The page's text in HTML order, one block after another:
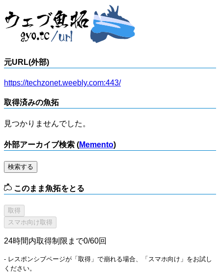
元URL(外部)
https://techzonet.weebly.com:443/
取得済みの魚拓
見つかりませんでした。
外部アーカイブ検索 (Memento)
検索する
このまま魚拓をとる
24時間内取得制限まで0/60回
- レスポンシブページが「取得」で崩れる場合、「スマホ向け」をお試し
ください。